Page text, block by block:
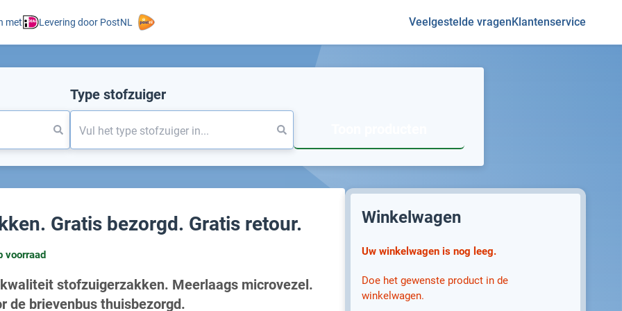
met Levering door PostNL Veelgestelde vragenKlantenservice
Type stofzuiger
Gratis bezorgd. Gratis retour.
voorraad
stofzuigerzakken. Meerlaags microvezel.
de brievenbus thuisbezorgd.
Winkelwagen
Uw winkelwagen is nog leeg.
Doe het gewenste product in de
winkelwagen.